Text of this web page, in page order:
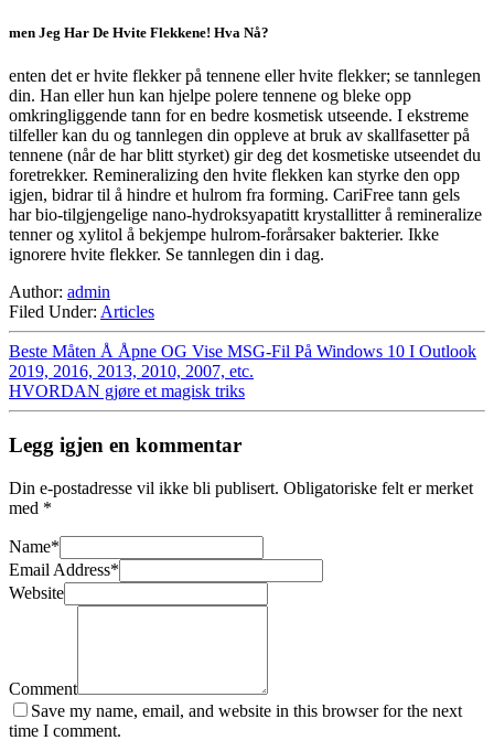
men Jeg Har De Hvite Flekkene! Hva Nå?
enten det er hvite flekker på tennene eller hvite flekker; se tannlegen
din. Han eller hun kan hjelpe polere tennene og bleke opp
omkringliggende tann for en bedre kosmetisk utseende. I ekstreme
tilfeller kan du og tannlegen din oppleve at bruk av skallfasetter på
tennene (når de har blitt styrket) gir deg det kosmetiske utseendet du
foretrekker. Remineralizing den hvite flekken kan styrke den opp
igjen, bidrar til å hindre et hulrom fra forming. CariFree tann gels
har bio-tilgjengelige nano-hydroksyapatitt krystallitter å remineralize
tenner og xylitol å bekjempe hulrom-forårsaker bakterier. Ikke
ignorere hvite flekker. Se tannlegen din i dag.
Author: admin
Filed Under: Articles
Beste Måten Å Åpne OG Vise MSG-Fil På Windows 10 I Outlook
2019, 2016, 2013, 2010, 2007, etc.
HVORDAN gjøre et magisk triks
Legg igjen en kommentar
Din e-postadresse vil ikke bli publisert. Obligatoriske felt er merket
med *
Name*
Email Address*
Website
Comment
Save my name, email, and website in this browser for the next
time I comment.